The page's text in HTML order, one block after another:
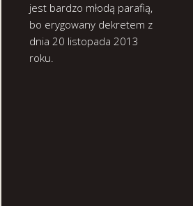
jest bardzo młodą parafią,
bo erygowany dekretem z
dnia 20 listopada 2013
roku.